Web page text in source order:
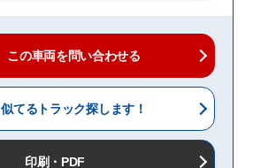
この車両を問い合わせる
似てるトラック探します！
印刷・PDF